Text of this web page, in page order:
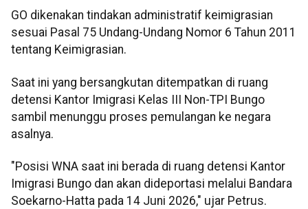
GO dikenakan tindakan administratif keimigrasian
sesuai Pasal 75 Undang-Undang Nomor 6 Tahun 2011
tentang Keimigrasian.
Saat ini yang bersangkutan ditempatkan di ruang
detensi Kantor Imigrasi Kelas III Non-TPI Bungo
sambil menunggu proses pemulangan ke negara
asalnya.
"Posisi WNA saat ini berada di ruang detensi Kantor
Imigrasi Bungo dan akan dideportasi melalui Bandara
Soekarno-Hatta pada 14 Juni 2026," ujar Petrus.